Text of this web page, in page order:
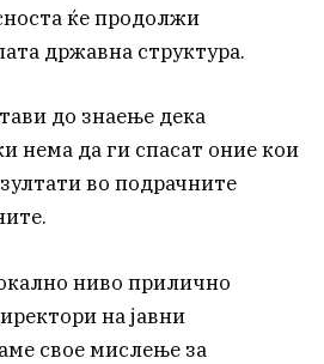
ќе продолжи
државна структура.
до знаење дека
нема да ги спасат оние кои
во подрачните
ниво прилично
на јавни
свое мислење за